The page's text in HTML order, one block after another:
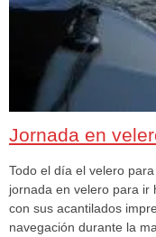
Jornada en
Todo el día el velero
jornada en velero para ir
con sus acantilados
navegación durante la